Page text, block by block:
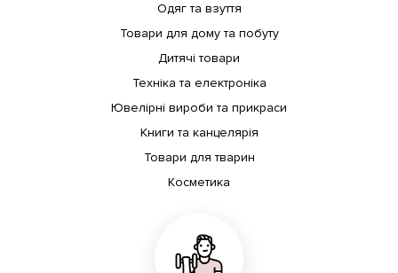
Одяг та взуття
Товари для дому та побуту
Дитячі товари
Техніка та електроніка
Ювелірні вироби та прикраси
Книги та канцелярія
Товари для тварин
Косметика